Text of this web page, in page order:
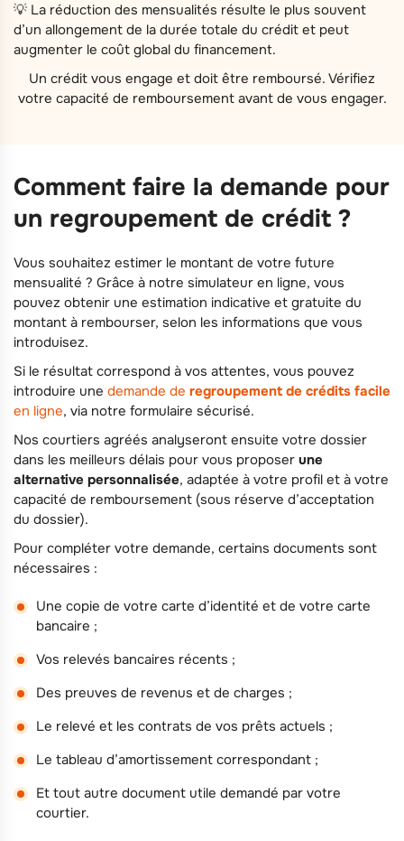
💡 La réduction des mensualités résulte le plus souvent
d’un allongement de la durée totale du crédit et peut
augmenter le coût global du financement.
Un crédit vous engage et doit être remboursé. Vérifiez
votre capacité de remboursement avant de vous engager.
Comment faire la demande pour
un regroupement de crédit ?
Vous souhaitez estimer le montant de votre future
mensualité ? Grâce à notre simulateur en ligne, vous
pouvez obtenir une estimation indicative et gratuite du
montant à rembourser, selon les informations que vous
introduisez.
Si le résultat correspond à vos attentes, vous pouvez
introduire une demande de regroupement de crédits facile
en ligne, via notre formulaire sécurisé.
Nos courtiers agréés analyseront ensuite votre dossier
dans les meilleurs délais pour vous proposer une
alternative personnalisée, adaptée à votre profil et à votre
capacité de remboursement (sous réserve d’acceptation
du dossier).
Pour compléter votre demande, certains documents sont
nécessaires :
Une copie de votre carte d’identité et de votre carte
bancaire ;
Vos relevés bancaires récents ;
Des preuves de revenus et de charges ;
Le relevé et les contrats de vos prêts actuels ;
Le tableau d’amortissement correspondant ;
Et tout autre document utile demandé par votre
courtier.